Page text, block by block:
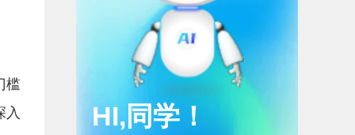
槛
入
HI,同学！